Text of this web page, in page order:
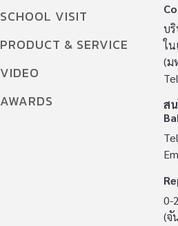
SCHOOL VISIT
PRODUCT & SERVICE
VIDEO
AWARDS
บ
ใ
(ม
ส
0-
(จั